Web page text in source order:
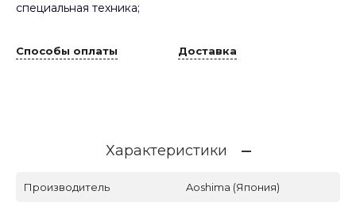
специальная техника;
Способы оплаты Доставка
Характеристики
Производитель Aoshima (Япония)